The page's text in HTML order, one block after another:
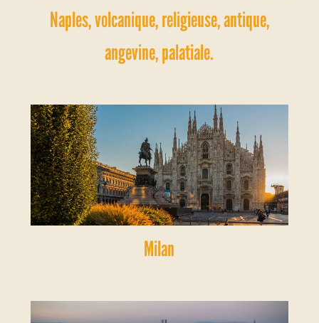
Naples, volcanique, religieuse, antique,
angevine, palatiale.
Milan